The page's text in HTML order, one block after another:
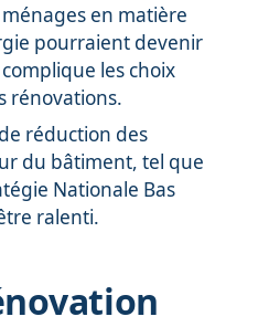
en matière
pourraient devenir
les choix
rénovations.
réduction des
du bâtiment, tel que
Nationale Bas
ralenti.